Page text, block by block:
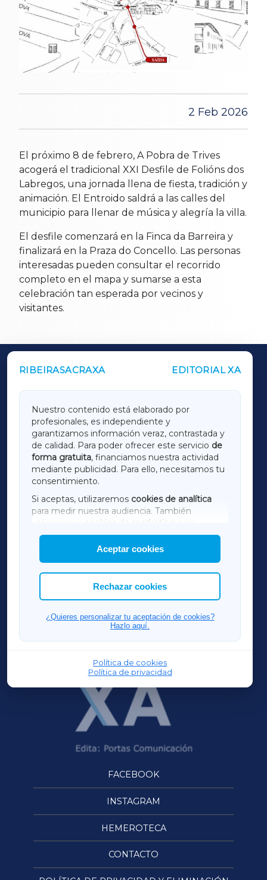
2 Feb 2026
El próximo 8 de febrero, A Pobra de Trives
acogerá el tradicional XXI Desfile de Folións dos
Labregos, una jornada llena de fiesta, tradición y
animación. El Entroido saldrá a las calles del
municipio para llenar de música y alegría la villa.
El desfile comenzará en la Finca da Barreira y
finalizará en la Praza do Concello. Las personas
interesadas pueden consultar el recorrido
completo en el mapa y sumarse a esta
celebración tan esperada por vecinos y
visitantes.
RIBEIRASACRAXA EDITORIAL XA
Nuestro contenido está elaborado por
profesionales, es independiente y
garantizamos información veraz, contrastada y
de calidad. Para poder ofrecer este servicio de
forma gratuita, financiamos nuestra actividad
mediante publicidad. Para ello, necesitamos tu
consentimiento.
Si aceptas, utilizaremos cookies de analítica
para medir nuestra audiencia. También
utilizaremos
cookies de marketing
mostrar publicidad de terceros.
Asimismo, puedes personalizar la elección de
las cookies que deseas permitir.
Aceptar cookies
Rechazar cookies
¿Quieres personalizar tu aceptación de cookies?
Hazlo aquí.
Política de cookies
Política de privacidad
OUTROS PERIÓDICOS
LUGOXA
TERRACHAXA
AMARIÑAXA
RIBEIRASACRAXA
ACORUÑAXA
FERROLXA
OURENSEXA
FACEBOOK
INSTAGRAM
HEMEROTECA
CONTACTO